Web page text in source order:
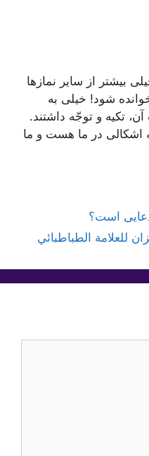
بیشتر از سایر نمازها
شود! خیلی به
تکیه و توجّه داشتند.
اشکالی در ما هست و ما
است؟
للعلامة الطباطبائي